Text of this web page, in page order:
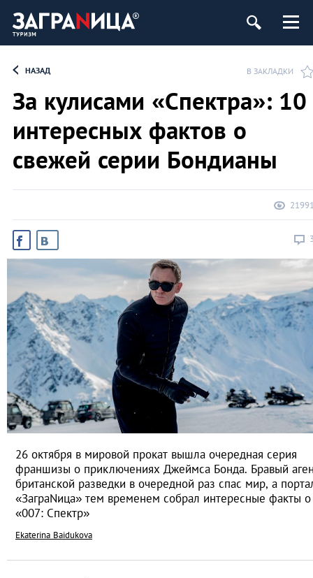
НАЗАД В ЗАКЛАДКИ
За кулисами «Спектра»: 10
интересных фактов о
свежей серии Бондианы
26 октября в мировой прокат вышла очередная серия
франшизы о приключениях Джеймса Бонда. Бравый
британской разведки в очередной раз спас мир, а
«ЗаграNица» тем временем собрал интересные факты о
«007: Спектр»
Ekaterina Baidukova